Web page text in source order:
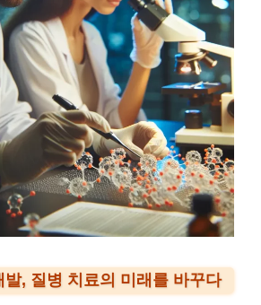
발, 질병 치료의 미래를 바꾸다